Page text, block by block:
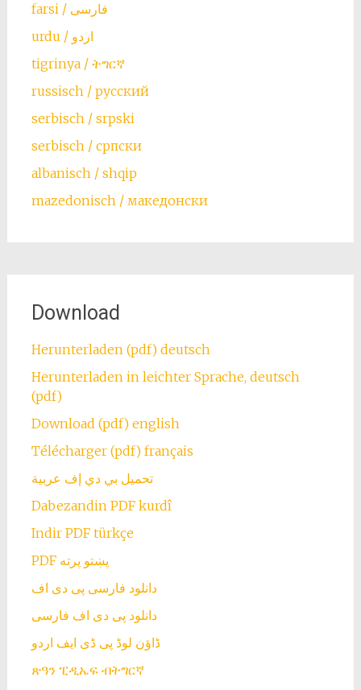
farsi / ‏فارسی
urdu / اردو
tigrinya / ትግርኛ
russisch / русский
serbisch / srpski
serbisch / српски
albanisch / shqip
mazedonisch / македонски
Download
Herunterladen (pdf) deutsch
Herunterladen in leichter Sprache, deutsch
(pdf)
Download (pdf) english
Télécharger (pdf) français
تحميل بي دي إف عربية
Dabezandin PDF kurdî
Indir PDF türkçe
PDF پښتو پرته
دانلود فارسی پی دی اف
دانلود پی دی اف فارسی
ڈاؤن لوڈ پی ڈی ایف اردو
ጽዓን ፒዲኤፍ ብትግርኛ